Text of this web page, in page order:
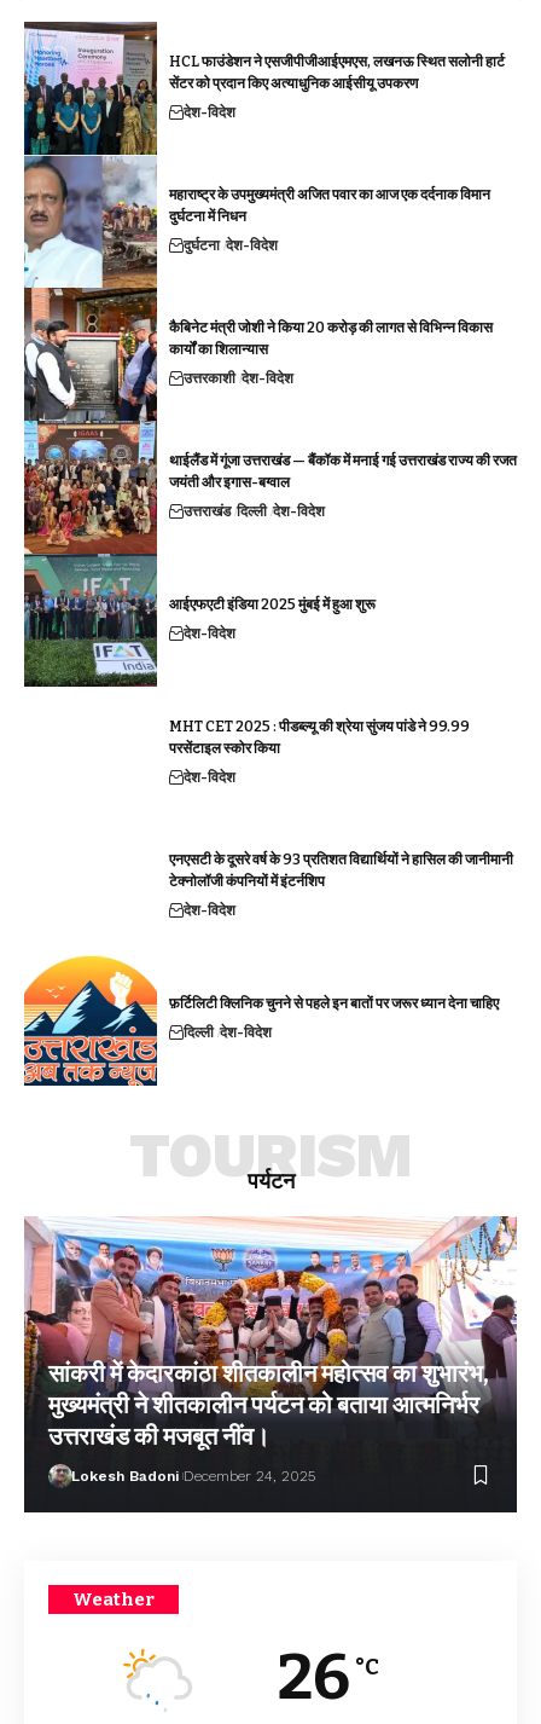
HCL फाउंडेशन ने एसजीपीजीआईएमएस, लखनऊ स्थित सलोनी हार्ट
सेंटर को प्रदान किए अत्याधुनिक आईसीयू उपकरण
देश-विदेश
महाराष्ट्र के उपमुख्यमंत्री अजित पवार का आज एक दर्दनाक विमान
दुर्घटना में निधन
दुर्घटना देश-विदेश
कैबिनेट मंत्री जोशी ने किया 20 करोड़ की लागत से विभिन्न विकास
कार्यों का शिलान्यास
उत्तरकाशी देश-विदेश
थाईलैंड में गूंजा उत्तराखंड — बैंकॉक में मनाई गई उत्तराखंड राज्य की रजत
जयंती और इगास-बग्वाल
उत्तराखंड दिल्ली देश-विदेश
आईएफएटी इंडिया 2025 मुंबई में हुआ शुरू
देश-विदेश
MHT CET 2025 : पीडब्ल्यू की श्रेया सुंजय पांडे ने 99.99
परसेंटाइल स्कोर किया
देश-विदेश
एनएसटी के दूसरे वर्ष के 93 प्रतिशत विद्यार्थियों ने हासिल की जानीमानी
टेक्नोलॉजी कंपनियों में इंटर्नशिप
देश-विदेश
फ़र्टिलिटी क्लिनिक चुनने से पहले इन बातों पर जरूर ध्यान देना चाहिए
दिल्ली देश-विदेश
पर्यटन
TOURISM
सांकरी में केदारकांठा शीतकालीन महोत्सव का शुभारंभ,
मुख्यमंत्री ने शीतकालीन पर्यटन को बताया आत्मनिर्भर
उत्तराखंड की मजबूत नींव।
Lokesh Badoni December 24, 2025
Weather
26 °C